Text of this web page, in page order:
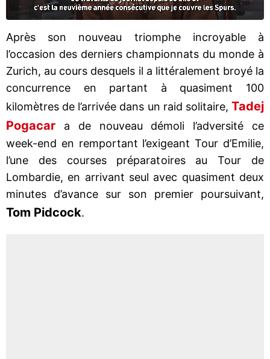
Après son nouveau triomphe incroyable à
l’occasion des derniers championnats du monde à
Zurich, au cours desquels il a littéralement broyé la
concurrence en partant à quasiment 100
kilomètres de l’arrivée dans un raid solitaire, Tadej
Pogacar
a de nouveau démoli l’adversité ce
week-end en remportant l’exigeant Tour d’Emilie,
l’une des courses préparatoires au Tour de
Lombardie, en arrivant seul avec quasiment deux
minutes d’avance sur son premier poursuivant,
Tom Pidcock.